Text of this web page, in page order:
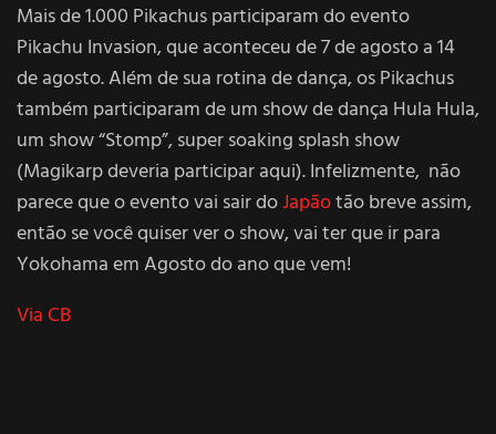
Mais de 1.000 Pikachus participaram do evento
Pikachu Invasion, que aconteceu de 7 de agosto a 14
de agosto. Além de sua rotina de dança, os Pikachus
também participaram de um show de dança Hula Hula,
um show “Stomp”, super soaking splash show
(Magikarp deveria participar aqui). Infelizmente, não
parece que o evento vai sair doJapãotão breve assim,
então se você quiser ver o show, vai ter que ir para
Yokohama em Agosto do ano que vem!
Via CB